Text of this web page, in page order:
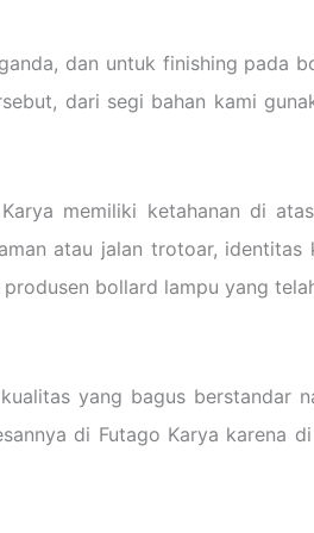
dan untuk finishing pada
dari segi bahan kami
memiliki ketahanan di
atau jalan trotoar, identitas
bollard lampu yang
yang bagus berstandar
di Futago Karya karena